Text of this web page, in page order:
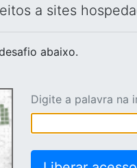
a sites
abaixo.
Digite a palavra na